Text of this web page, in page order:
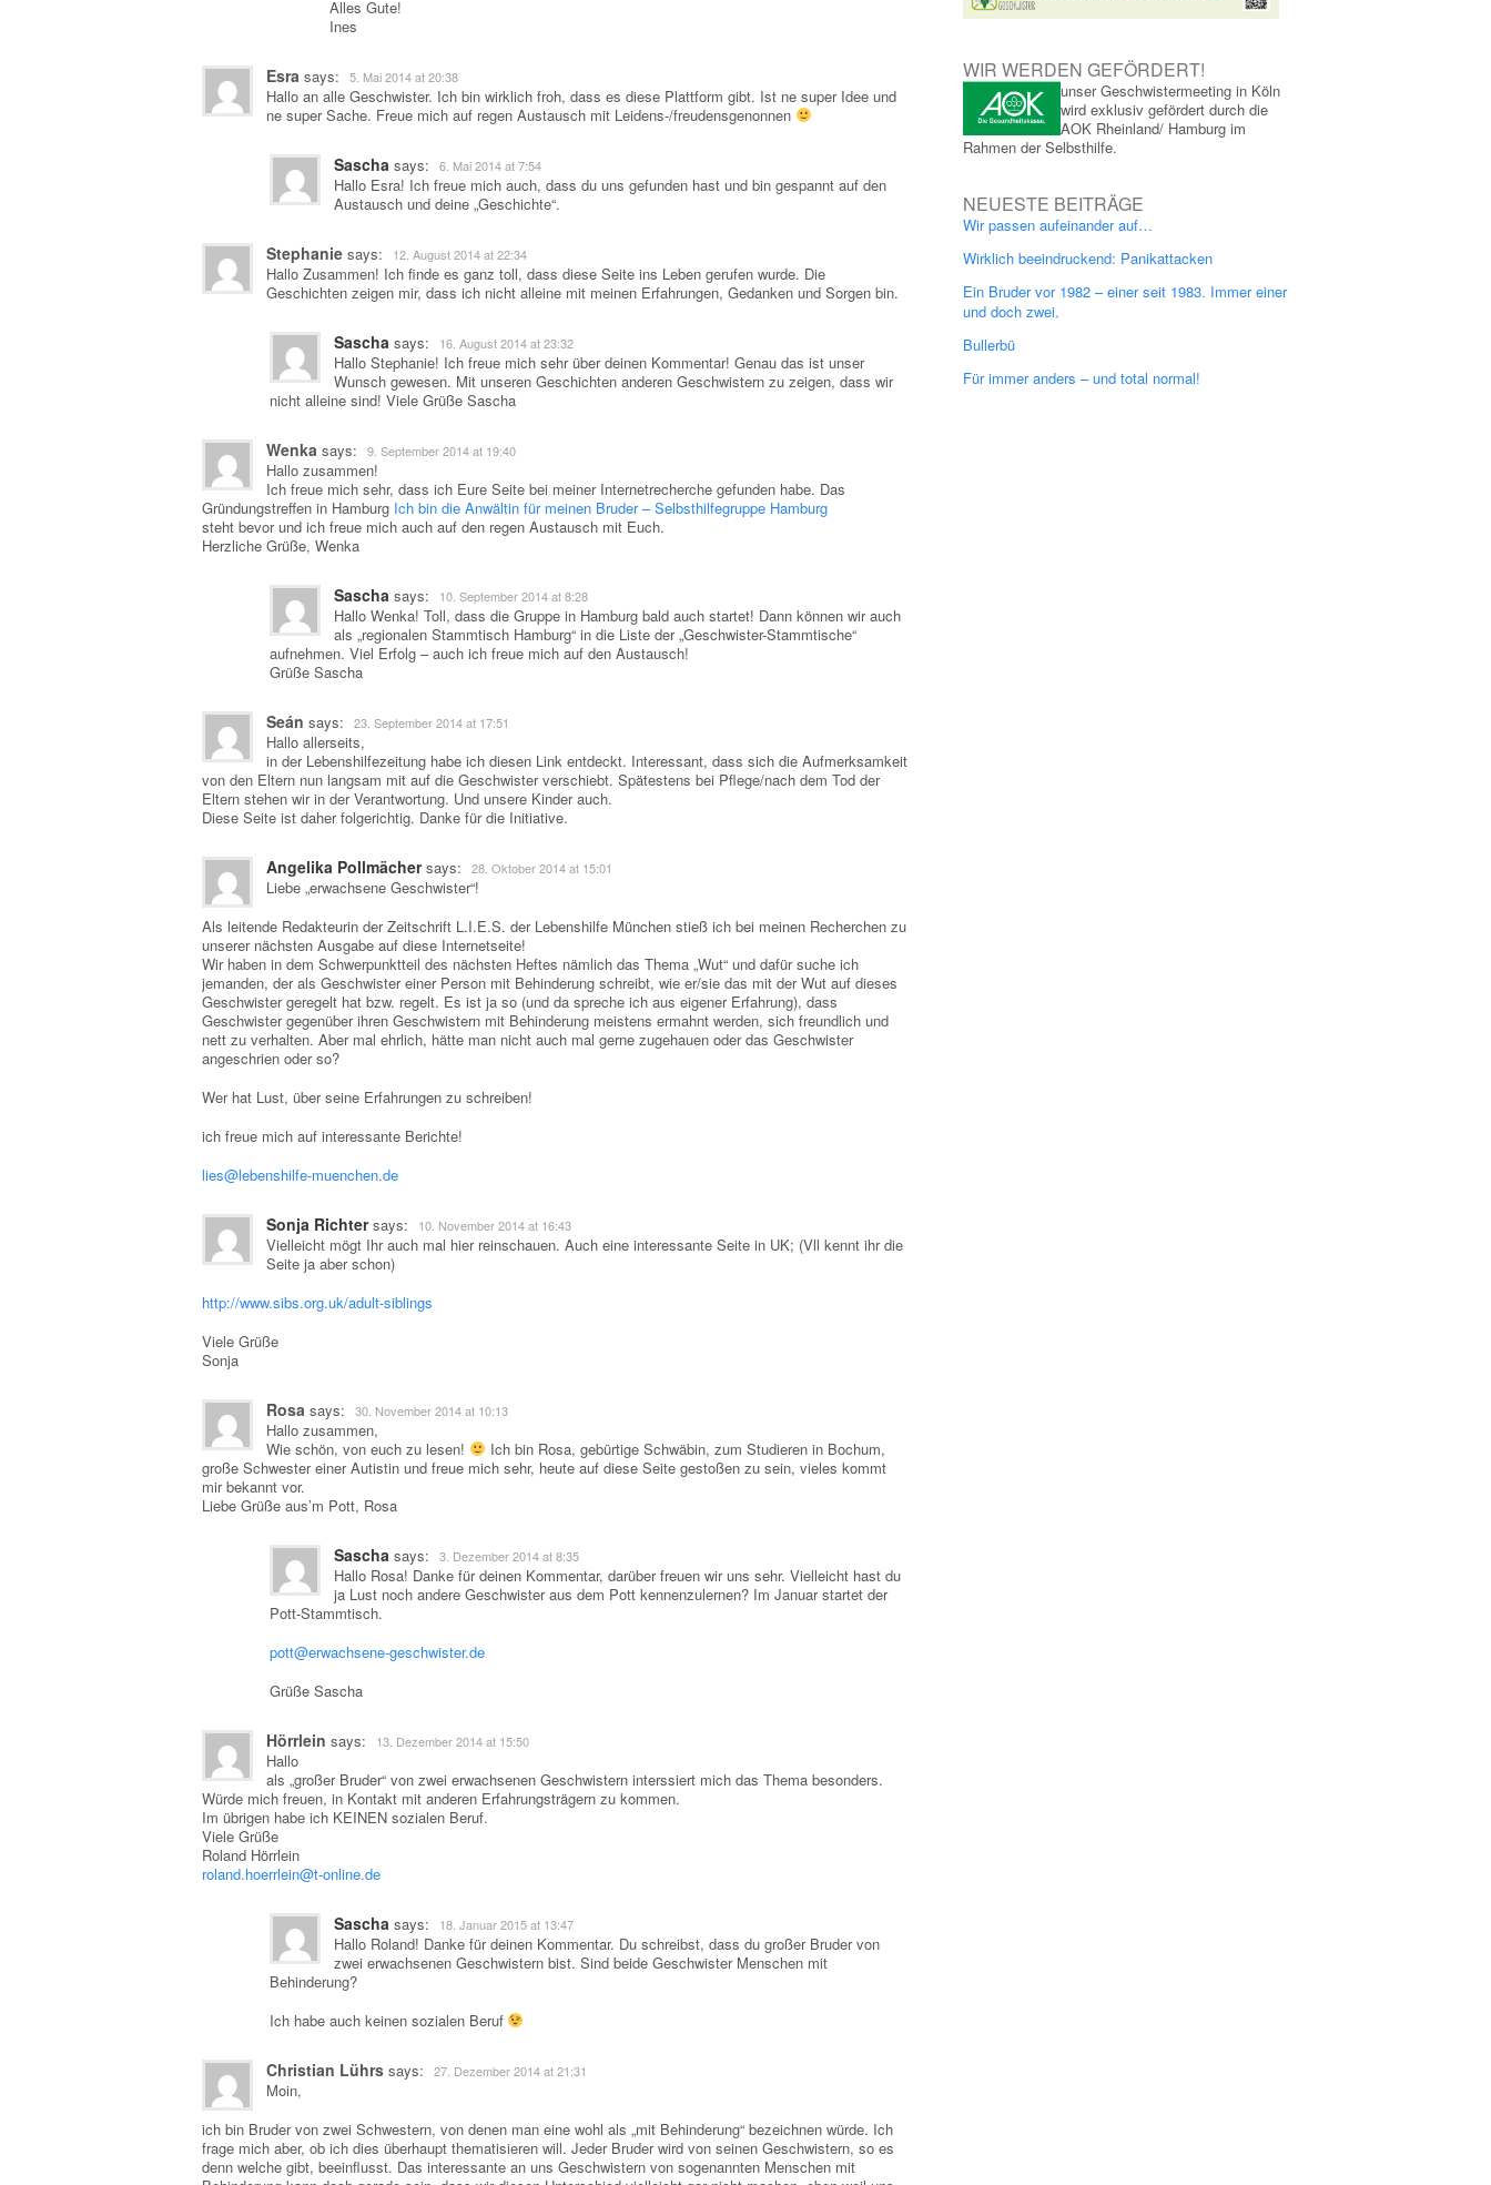
Alles Gute!
Ines
Esra says: 5. Mai 2014 at 20:38
Hallo an alle Geschwister. Ich bin wirklich froh, dass es diese Plattform gibt. Ist ne super Idee und
ne super Sache. Freue mich auf regen Austausch mit Leidens-/freudensgenonnen
Sascha says: 6. Mai 2014 at 7:54
Hallo Esra! Ich freue mich auch, dass du uns gefunden hast und bin gespannt auf den
Austausch und deine „Geschichte“.
Stephanie says: 12. August 2014 at 22:34
Hallo Zusammen! Ich finde es ganz toll, dass diese Seite ins Leben gerufen wurde. Die
Geschichten zeigen mir, dass ich nicht alleine mit meinen Erfahrungen, Gedanken und Sorgen bin.
Sascha says: 16. August 2014 at 23:32
Hallo Stephanie! Ich freue mich sehr über deinen Kommentar! Genau das ist unser
Wunsch gewesen. Mit unseren Geschichten anderen Geschwistern zu zeigen, dass wir
nicht alleine sind! Viele Grüße Sascha
Wenka says: 9. September 2014 at 19:40
Hallo zusammen!
Ich freue mich sehr, dass ich Eure Seite bei meiner Internetrecherche gefunden habe. Das
Gründungstreffen in Hamburg Ich bin die Anwältin für meinen Bruder – Selbsthilfegruppe Hamburg
steht bevor und ich freue mich auch auf den regen Austausch mit Euch.
Herzliche Grüße, Wenka
Sascha says: 10. September 2014 at 8:28
Hallo Wenka! Toll, dass die Gruppe in Hamburg bald auch startet! Dann können wir auch
als „regionalen Stammtisch Hamburg“ in die Liste der „Geschwister-Stammtische“
aufnehmen. Viel Erfolg – auch ich freue mich auf den Austausch!
Grüße Sascha
Seán says: 23. September 2014 at 17:51
Hallo allerseits,
in der Lebenshilfezeitung habe ich diesen Link entdeckt. Interessant, dass sich die Aufmerksamkeit
von den Eltern nun langsam mit auf die Geschwister verschiebt. Spätestens bei Pflege/nach dem Tod der
Eltern stehen wir in der Verantwortung. Und unsere Kinder auch.
Diese Seite ist daher folgerichtig. Danke für die Initiative.
Angelika Pollmächer says: 28. Oktober 2014 at 15:01
Liebe „erwachsene Geschwister“!
Als leitende Redakteurin der Zeitschrift L.I.E.S. der Lebenshilfe München stieß ich bei meinen Recherchen zu
unserer nächsten Ausgabe auf diese Internetseite!
Wir haben in dem Schwerpunktteil des nächsten Heftes nämlich das Thema „Wut“ und dafür suche ich
jemanden, der als Geschwister einer Person mit Behinderung schreibt, wie er/sie das mit der Wut auf dieses
Geschwister geregelt hat bzw. regelt. Es ist ja so (und da spreche ich aus eigener Erfahrung), dass
Geschwister gegenüber ihren Geschwistern mit Behinderung meistens ermahnt werden, sich freundlich und
nett zu verhalten. Aber mal ehrlich, hätte man nicht auch mal gerne zugehauen oder das Geschwister
angeschrien oder so?
Wer hat Lust, über seine Erfahrungen zu schreiben!
ich freue mich auf interessante Berichte!
lies@lebenshilfe-muenchen.de
Sonja Richter says: 10. November 2014 at 16:43
Vielleicht mögt Ihr auch mal hier reinschauen. Auch eine interessante Seite in UK; (Vll kennt ihr die
Seite ja aber schon)
http://www.sibs.org.uk/adult-siblings
Viele Grüße
Sonja
Rosa says: 30. November 2014 at 10:13
Hallo zusammen,
Wie schön, von euch zu lesen!
Ich bin Rosa, gebürtige Schwäbin, zum Studieren in Bochum,
große Schwester einer Autistin und freue mich sehr, heute auf diese Seite gestoßen zu sein, vieles kommt
mir bekannt vor.
Liebe Grüße aus’m Pott, Rosa
Sascha says: 3. Dezember 2014 at 8:35
Hallo Rosa! Danke für deinen Kommentar, darüber freuen wir uns sehr. Vielleicht hast du
ja Lust noch andere Geschwister aus dem Pott kennenzulernen? Im Januar startet der
Pott-Stammtisch.
pott@erwachsene-geschwister.de
Grüße Sascha
Hörrlein says: 13. Dezember 2014 at 15:50
Hallo
als „großer Bruder“ von zwei erwachsenen Geschwistern interssiert mich das Thema besonders.
Würde mich freuen, in Kontakt mit anderen Erfahrungsträgern zu kommen.
Im übrigen habe ich KEINEN sozialen Beruf.
Viele Grüße
Roland Hörrlein
roland.hoerrlein@t-online.de
Sascha says: 18. Januar 2015 at 13:47
Hallo Roland! Danke für deinen Kommentar. Du schreibst, dass du großer Bruder von
zwei erwachsenen Geschwistern bist. Sind beide Geschwister Menschen mit
Behinderung?
Ich habe auch keinen sozialen Beruf
Christian Lührs says: 27. Dezember 2014 at 21:31
Moin,
ich bin Bruder von zwei Schwestern, von denen man eine wohl als „mit Behinderung“ bezeichnen würde. Ich
frage mich aber, ob ich dies überhaupt thematisieren will. Jeder Bruder wird von seinen Geschwistern, so es
denn welche gibt, beeinflusst. Das interessante an uns Geschwistern von sogenannten Menschen mit
WIR WERDEN GEFÖRDERT!
unser Geschwistermeeting in Köln
wird exklusiv gefördert durch die
AOK Rheinland/ Hamburg im
Rahmen der Selbsthilfe.
NEUESTE BEITRÄGE
Wir passen aufeinander auf…
Wirklich beeindruckend: Panikattacken
Ein Bruder vor 1982 – einer seit 1983. Immer einer
und doch zwei.
Bullerbü
Für immer anders – und total normal!